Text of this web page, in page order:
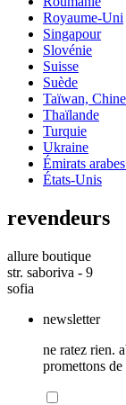
Royaume-Uni
Singapour
Slovénie
Suisse
Suède
Taïwan, Chine
Thaïlande
Turquie
Ukraine
Émirats
États-Unis
revendeurs
allure boutique
str. saboriva - 9
sofia
newsletter
ne ratez rien.
promettons